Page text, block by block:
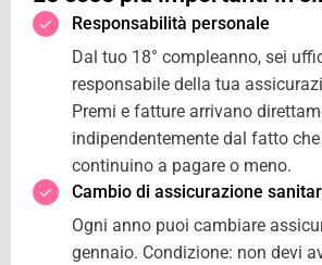
Responsabilità personale
Dal tuo 18° compleanno, sei
responsabile della tua
Premi e fatture arrivano
indipendentemente dal fatto
continuino a pagare o meno.
Cambio di assicurazione
Ogni anno puoi cambiare
gennaio. Condizione: non devi